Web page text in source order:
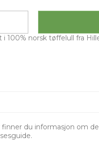
i 100% norsk tøffelull fra
finner du informasjon om